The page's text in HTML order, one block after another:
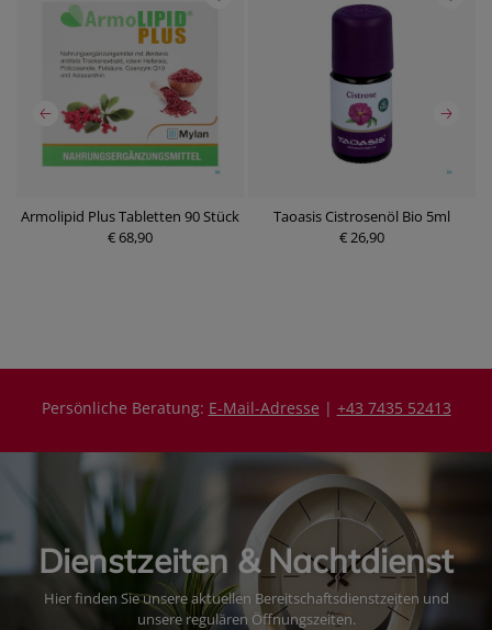
Armolipid Plus Tabletten 90 Stück
€ 68,90
Taoasis Cistrosenöl Bio 5ml
€ 26,90
Persönliche Beratung: E-Mail-Adresse | +43 7435 52413
Dienstzeiten & Nachtdienst
Hier finden Sie unsere aktuellen Bereitschaftsdienstzeiten und
unsere regulären Öffnungszeiten.